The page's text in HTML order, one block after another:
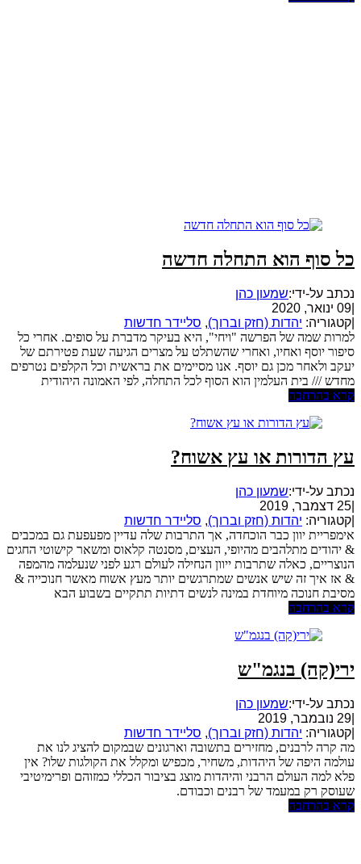
כל סוף הוא התחלה חדשה
נכתב על-ידי:שמעון כהן
09 ינואר, 2020
קטגוריה: יהדות (חזק וברוך), סליידר חדשות
למרות שמה של הפרשה "ויחי", היא בעיקר מדברת על סופים. אחרי כל
סיפור יוסף ואחיו, ואחרי שהשתלט על מצרים הגיעה שעת פטירתם של
יעקב ולאחר מכן גם יוסף. אנו מסיימים את בראשית וכל הקלפים נטרפים
מחדש /// בית העלמין הוא הסוף לכל התחלה, לפי האמונה היהודית
קרא בהרחבה
עץ הדורות או עץ אשוח?
נכתב על-ידי:שמעון כהן
25 דצמבר, 2019
קטגוריה: יהדות (חזק וברוך), סליידר חדשות
אימפריית יוון כבר הוכחדה, אך התרבות שלה עדיין מפעפעת גם במכבים
& יהודים מתלהבים מהיופי, העצים, מסנטה קלאוס ומשאר קישוטי החגים
הנוצריים, כאלה שתרבות ייוון הנחילה לעולם רגע לפני שנעלמה מהמפה
& אז איך זה שיש אנשים שמתרגשים יותר מעץ אשוח מאשר חנוכייה &
מסיבת חנוכה מיוחדת במינה לנשים דתיות תתקיים בשבוע הבא
קרא בהרחבה
ירי(קה) בנגמ"ש
נכתב על-ידי:שמעון כהן
29 נובמבר, 2019
קטגוריה: יהדות (חזק וברוך), סליידר חדשות
מה קרה לרבנים, מחזירים בתשובה וארגונים שבמקום להציג לנו את
עולמה היפה של היהדות, משחיר, מכפיש ומקלל את הקולגות שלו? אין
פלא למה העולם הרבני והיהדות מוצג בציבור הכללי כמזוהם ופרימיטיבי
שעוסק רק במעמד של רבנים וכבודם.
קרא בהרחבה